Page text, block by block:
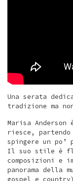
Una serata
tradizione ma
Marisa
riesce,
spingere un
Il suo stile è
composizioni e
panorama della